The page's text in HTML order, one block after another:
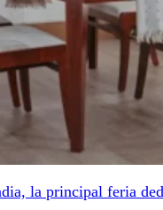
la principal feria